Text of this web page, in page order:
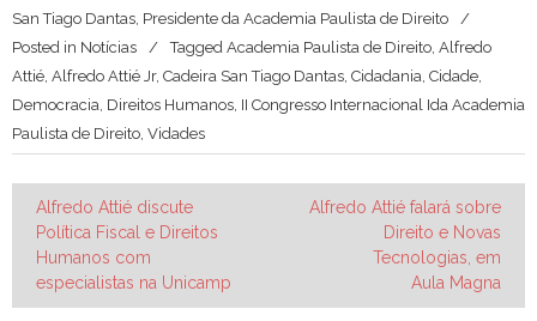
San Tiago Dantas, Presidente da Academia Paulista de Direito
Posted in Notícias Tagged Academia Paulista de Direito, Alfredo
Attié, Alfredo Attié Jr, Cadeira San Tiago Dantas, Cidadania, Cidade,
Democracia, Direitos Humanos, II Congresso Internacional Ida Academia
Paulista de Direito, Vidades
Navegação
de
Post
Alfredo Attié discute
Política Fiscal e Direitos
Humanos com
especialistas na Unicamp
Alfredo Attié falará sobre
Direito e Novas
Tecnologias, em
Aula Magna